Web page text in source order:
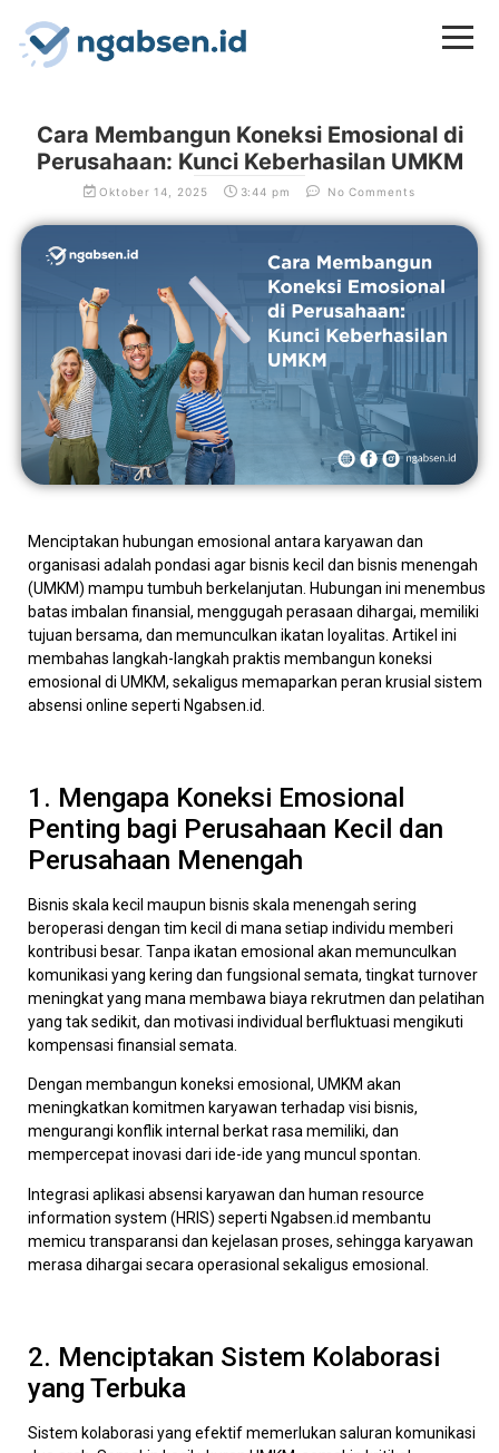
Cara Membangun Koneksi Emosional di
Perusahaan: Kunci Keberhasilan UMKM
Oktober 14, 2025 3:44 pm No Comments
Menciptakan hubungan emosional antara karyawan dan
organisasi adalah pondasi agar bisnis kecil dan bisnis menengah
(UMKM) mampu tumbuh berkelanjutan. Hubungan ini menembus
batas imbalan finansial, menggugah perasaan dihargai, memiliki
tujuan bersama, dan memunculkan ikatan loyalitas. Artikel ini
membahas langkah-langkah praktis membangun koneksi
emosional di UMKM, sekaligus memaparkan peran krusial sistem
absensi online seperti Ngabsen.id.
1. Mengapa Koneksi Emosional
Penting bagi Perusahaan Kecil dan
Perusahaan Menengah
Bisnis skala kecil maupun bisnis skala menengah sering
beroperasi dengan tim kecil di mana setiap individu memberi
kontribusi besar. Tanpa ikatan emosional akan memunculkan
komunikasi yang kering dan fungsional semata, tingkat turnover
meningkat yang mana membawa biaya rekrutmen dan pelatihan
yang tak sedikit, dan motivasi individual berfluktuasi mengikuti
kompensasi finansial semata.
Dengan membangun koneksi emosional, UMKM akan
meningkatkan komitmen karyawan terhadap visi bisnis,
mengurangi konflik internal berkat rasa memiliki, dan
mempercepat inovasi dari ide-ide yang muncul spontan.
Integrasi aplikasi absensi karyawan dan human resource
information system (HRIS) seperti Ngabsen.id membantu
memicu transparansi dan kejelasan proses, sehingga karyawan
merasa dihargai secara operasional sekaligus emosional.
2. Menciptakan Sistem Kolaborasi
yang Terbuka
Sistem kolaborasi yang efektif memerlukan saluran komunikasi